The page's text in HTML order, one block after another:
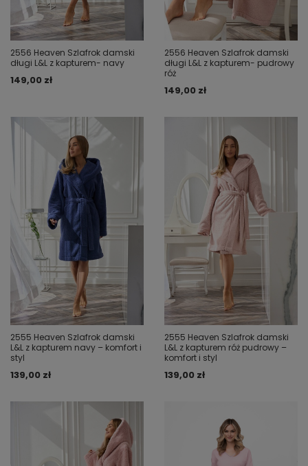
2556 Heaven Szlafrok damski
długi L&L z kapturem- navy
149,00 zł
2556 Heaven Szlafrok damski
długi L&L z kapturem- pudrowy
róż
149,00 zł
2555 Heaven Szlafrok damski
L&L z kapturem navy – komfort i
styl
139,00 zł
2555 Heaven Szlafrok damski
L&L z kapturem róż pudrowy –
komfort i styl
139,00 zł